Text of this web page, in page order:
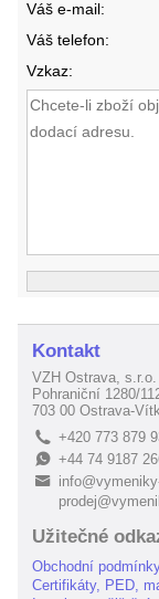
Váš e-mail:
Váš telefon:
Vzkaz:
Kontakt
VZH Ostrava, s.r.o.
Pohraniční 1280/
703 00 Ostrava-
L +420 773 879
E+44 74 9187
B
Užitečné
Obchodní
Certifikáty, PED,